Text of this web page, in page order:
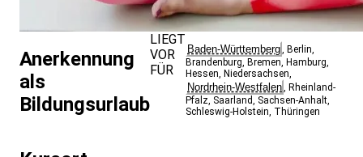
Anerkennung
als
Bildungsurlaub
LIEGT
VOR
FÜR
Baden-Württemberg, Berlin,
Brandenburg, Bremen, Hamburg,
Hessen, Niedersachsen,
Nordrhein-Westfalen, Rheinland-
Pfalz, Saarland, Sachsen-Anhalt,
Schleswig-Holstein, Thüringen